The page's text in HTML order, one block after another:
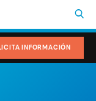
INFORMACIÓN